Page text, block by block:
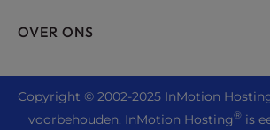
UltraStack ONE voor WordPress
Cloud VPS
Joomla Hosting
cPanel Hosting
Live chat
+44 2045 763722
Ondersteuningscentrum
OVER ONS
Neem contact met ons op
Over ons
Copyright © 2002-2025 InMotion
voorbehouden. InMotion Hosting®is